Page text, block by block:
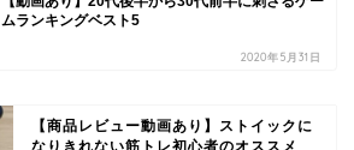
ムランキングベスト5
2020年5月31日
【商品レビュー動画あり】ストイックに
なりきれない筋トレ初心者のオススメ